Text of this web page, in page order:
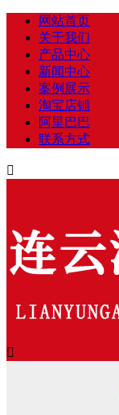
网站首页
关于我们
产品中心
新闻中心
案例展示
淘宝店铺
阿里巴巴
联系方式

